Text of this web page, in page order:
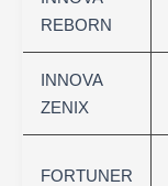
REBORN
INNOVA
ZENIX
FORTUNER